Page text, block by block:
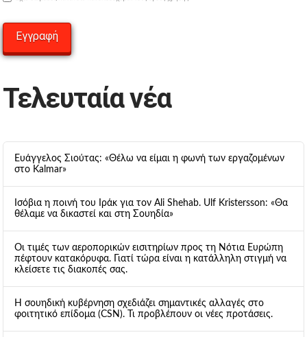
Τελευταία νέα
Ευάγγελος Σιούτας: «Θέλω να είμαι η φωνή των εργαζομένων
στο Kalmar»
Ισόβια η ποινή του Ιράκ για τον Ali Shehab. Ulf Kristersson: «Θα
θέλαμε να δικαστεί και στη Σουηδία»
Οι τιμές των αεροπορικών εισιτηρίων προς τη Νότια Ευρώπη
πέφτουν κατακόρυφα. Γιατί τώρα είναι η κατάλληλη στιγμή να
κλείσετε τις διακοπές σας.
Η σουηδική κυβέρνηση σχεδιάζει σημαντικές αλλαγές στο
φοιτητικό επίδομα (CSN). Τι προβλέπουν οι νέες προτάσεις.